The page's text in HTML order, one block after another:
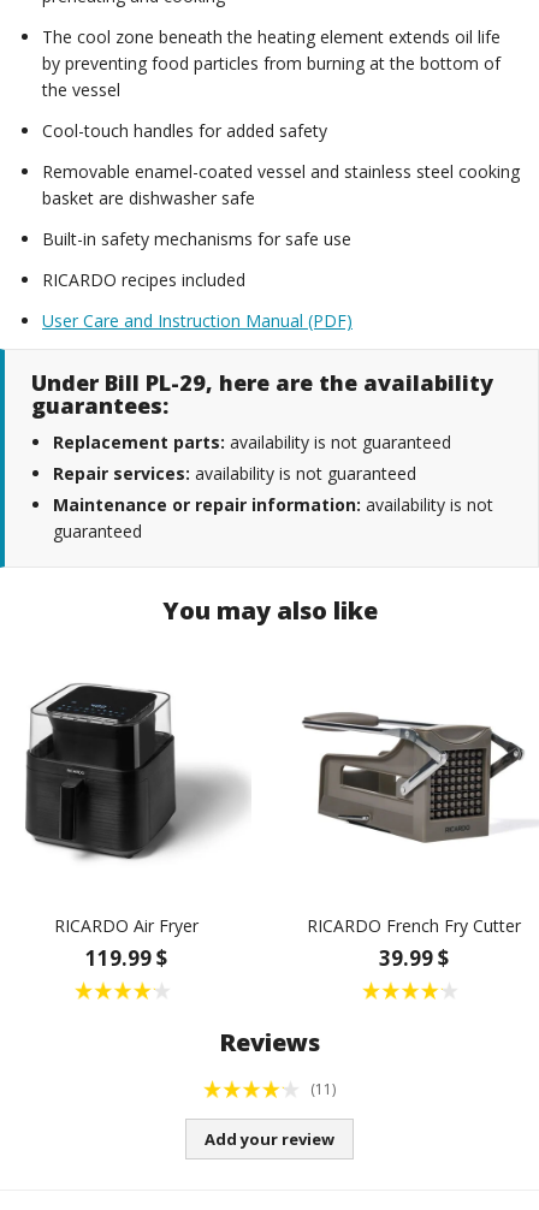
The cool zone beneath the heating element extends oil life
by preventing food particles from burning at the bottom of
the vessel
Cool-touch handles for added safety
Removable enamel-coated vessel and stainless steel cooking
basket are dishwasher safe
Built-in safety mechanisms for safe use
RICARDO recipes included
User Care and Instruction Manual (PDF)
Under Bill PL-29, here are the availability
guarantees:
Replacement parts: availability is not guaranteed
Repair services: availability is not guaranteed
Maintenance or repair information: availability is not
guaranteed
You may also like
RICARDO Air Fryer
119.99 $
RICARDO French Fry Cutter
39.99 $
Reviews
(11)
Add your review